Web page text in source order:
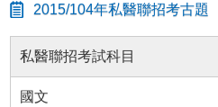
2015/104年私醫聯招考古題
私醫聯招考試科目
國文